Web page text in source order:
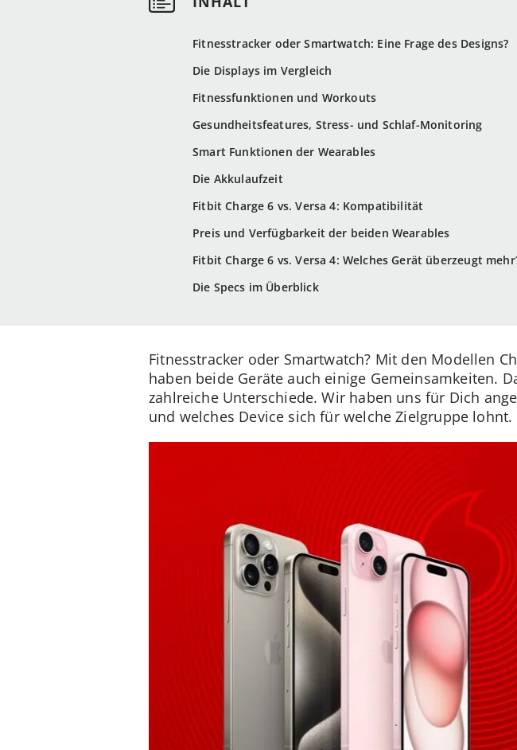
Fitnesstracker oder Smartwatch: Eine Frage des Designs?
Die Displays im Vergleich
Fitnessfunktionen und Workouts
Gesundheitsfeatures, Stress- und Schlaf-Monitoring
Smart Funktionen der Wearables
Die Akkulaufzeit
Fitbit Charge 6 vs. Versa 4: Kompatibilität
Preis und Verfügbarkeit der beiden Wearables
Fitbit Charge 6 vs. Versa 4: Welches Gerät überzeugt
Die Specs im Überblick
Fitnesstracker oder Smartwatch? Mit den Modellen
haben beide Geräte auch einige Gemeinsamkeiten.
zahlreiche Unterschiede. Wir haben uns für Dich
und welches Device sich für welche Zielgruppe lohnt.